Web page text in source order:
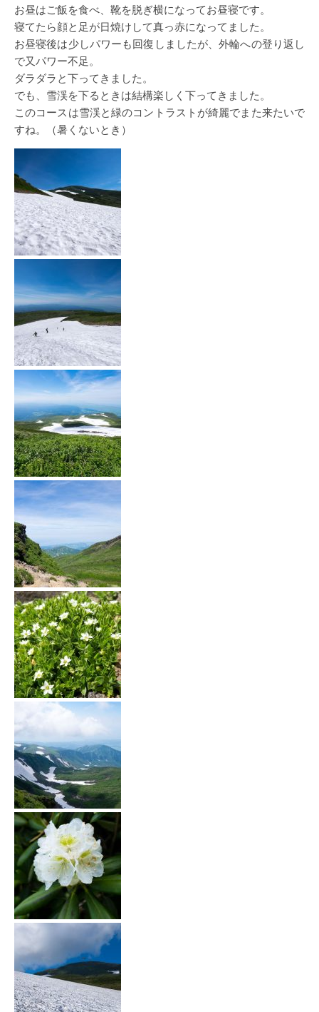
お昼はご飯を食べ、靴を脱ぎ横になってお昼寝です。
寝てたら顔と足が日焼けして真っ赤になってました。
お昼寝後は少しパワーも回復しましたが、外輪への登り返し
で又パワー不足。
ダラダラと下ってきました。
でも、雪渓を下るときは結構楽しく下ってきました。
このコースは雪渓と緑のコントラストが綺麗でまた来たいで
すね。（暑くないとき）